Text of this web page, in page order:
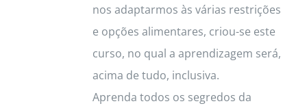
nos adaptarmos às várias restrições
e opções alimentares, criou-se este
curso, no qual a aprendizagem será,
acima de tudo, inclusiva.
Aprenda todos os segredos da